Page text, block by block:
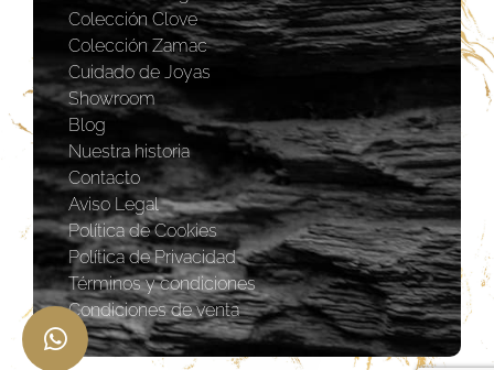
Colección Clove
Colección Zamac
Cuidado de Joyas
Showroom
Blog
Nuestra historia
Contacto
Aviso Legal
Política de Cookies
Política de Privacidad
Términos y condiciones
Condiciones de venta